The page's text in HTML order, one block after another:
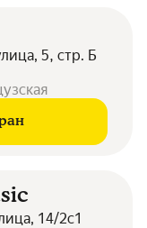
5, стр. Б
14/2с1